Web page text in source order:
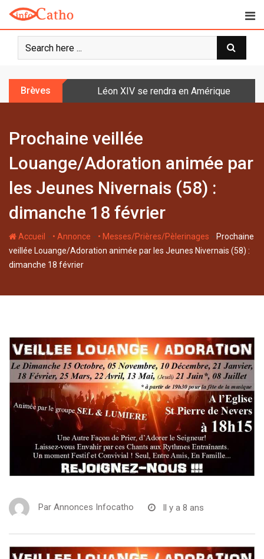
o
Brèves Léon XIV se rendra en Amérique latine à
Prochaine veillée
Louange/Adoration animée par
les Jeunes Nivernais (58) :
dimanche 18 février
Accueil - • Annonce - • Messes/Prières/Pèlerinages - Prochaine
veillée Louange/Adoration animée par les Jeunes Nivernais (58) :
dimanche 18 février
Par Annonces Infocatho Il y a 8 ans